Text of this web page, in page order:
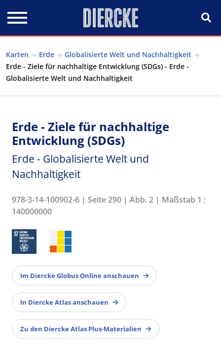
Karten Erde
Globalisierte Welt und Nachhaltigkeit
Erde - Ziele für nachhaltige Entwicklung (SDGs) - Erde -
Globalisierte Welt und Nachhaltigkeit
Erde - Ziele für nachhaltige
Entwicklung (SDGs)
Erde - Globalisierte Welt und
Nachhaltigkeit
978-3-14-100902-6 | Seite 290 | Abb. 2 | Maßstab 1 :
140000000
Im Diercke Globus Online anschauen
In Diercke Atlas anschauen
Zu den Diercke Atlas Plus-Materialien